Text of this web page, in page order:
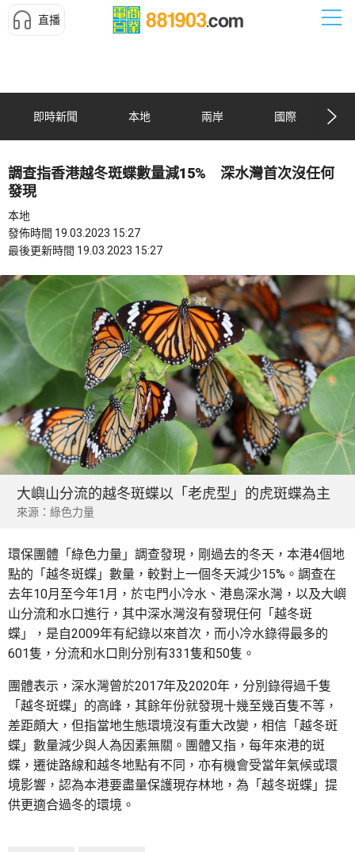
直播
即時新聞 本地 兩岸 國際
調查指香港越冬斑蝶數量減15% 深水灣首次沒任何
發現
本地
發佈時間 19.03.2023 15:27
最後更新時間 19.03.2023 15:27
大嶼山分流的越冬斑蝶以「老虎型」的虎斑蝶為主
來源：綠色力量
環保團體「綠色力量」調查發現，剛過去的冬天，本港4個地
點的「越冬斑蝶」數量，較對上一個冬天減少15%。調查在
去年10月至今年1月，於屯門小冷水、港島深水灣，以及大嶼
山分流和水口進行，其中深水灣沒有發現任何「越冬斑
蝶」，是自2009年有紀錄以來首次，而小冷水錄得最多的
601隻，分流和水口則分別有331隻和50隻。
團體表示，深水灣曾於2017年及2020年，分別錄得過千隻
「越冬斑蝶」的高峰，其餘年份就發現十幾至幾百隻不等，
差距頗大，但指當地生態環境沒有重大改變，相信「越冬斑
蝶」數量減少與人為因素無關。團體又指，每年來港的斑
蝶，遷徙路線和越冬地點有不同，亦有機會受當年氣候或環
境影響，認為本港要盡量保護現存林地，為「越冬斑蝶」提
供更適合過冬的環境。